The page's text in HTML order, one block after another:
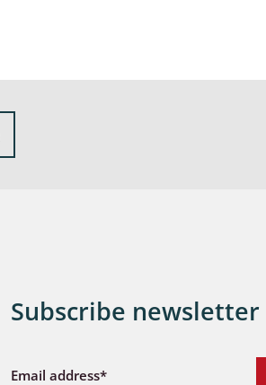
Subscribe newsletter
Email address*